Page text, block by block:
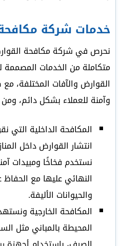
خدمات شركة مكافحة
نحرص في شركة مكافحة
متكاملة من الخدمات المصممة
القوارض والآفات المختلفة،
وآمنة للعملاء بشكل دائم، ومن
المكافحة الداخلية التي
انتشار القوارض داخل
نستخدم فخاخًا ومبيدات
النهائي عليها مع
والحيوانات الأليفة.
المكافحة الخارجية
المحيطة بالمباني مثل